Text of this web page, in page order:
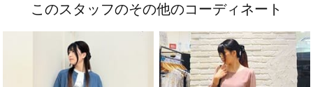
このスタッフのその他のコーディネート